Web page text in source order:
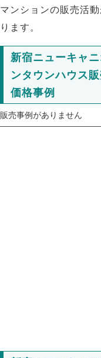
マンションの販売活
ります。
新宿ニューキャニ
ンタウンハウス
価格事例
販売事例がありません